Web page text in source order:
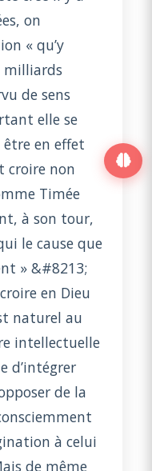
on
« qu’y
milliards
de sens
elle se
être en effet
croire non
Timée
à son tour,
le cause que
» &#8213;
en Dieu
naturel au
intellectuelle
d’intégrer
de la
à celui
de même